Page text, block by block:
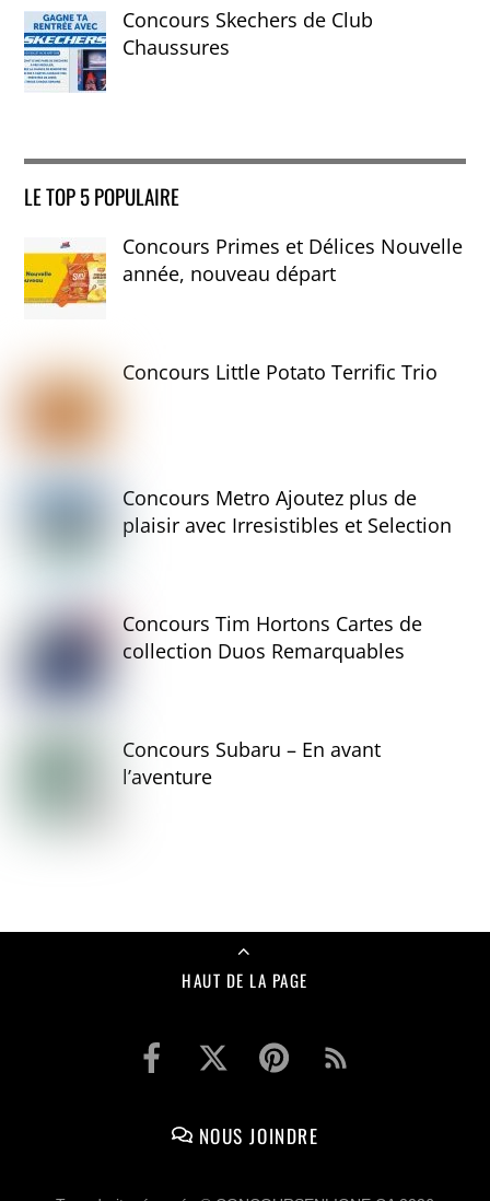
Concours Skechers de Club
Chaussures
LE TOP 5 POPULAIRE
Concours Primes et Délices Nouvelle
année, nouveau départ
Concours Little Potato Terrific Trio
Concours Metro Ajoutez plus de
plaisir avec Irresistibles et Selection
Concours Tim Hortons Cartes de
collection Duos Remarquables
Concours Subaru – En avant
l’aventure
HAUT DE LA PAGE
NOUS JOINDRE